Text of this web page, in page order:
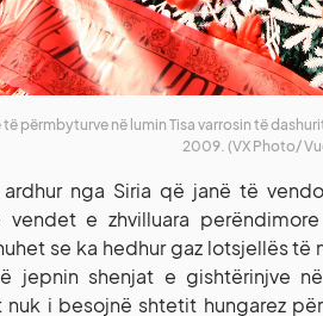
të përmbyturve në lumin Tisa varrosin të
2009. (VX Photo/
nga Siria që janë të
vendet e zhvilluara
se ka hedhur gaz lotsjellës
jepnin shenjat e gishtërinjve
nuk i besojnë shtetit hungarez